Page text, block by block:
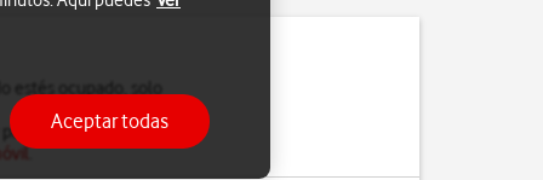
saber más sobre
.
Aceptar todas